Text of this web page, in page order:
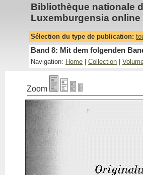
Bibliothèque nationale
Luxemburgensia online
Sélection du type de publication:
Band 8: Mit dem folgenden
Navigation: Home Collection
Zoom